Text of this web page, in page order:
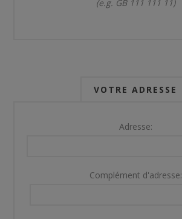
(e.g. GB 111 111 11)
VOTRE ADRESSE
Adresse:
Complément d'adresse: